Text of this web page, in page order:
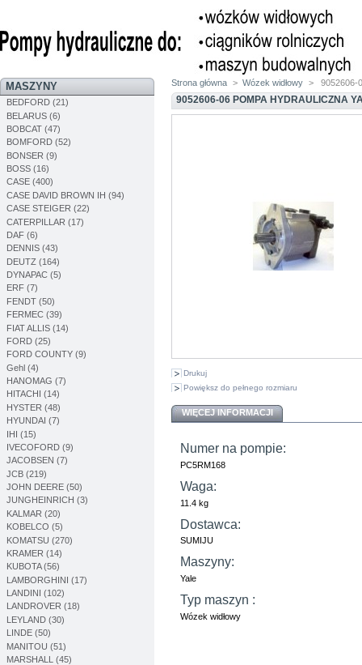
MASZYNY
BEDFORD (21)
BELARUS (6)
BOBCAT (47)
BOMFORD (52)
BONSER (9)
BOSS (16)
CASE (400)
CASE DAVID BROWN IH (94)
CASE STEIGER (22)
CATERPILLAR (17)
DAF (6)
DENNIS (43)
DEUTZ (164)
DYNAPAC (5)
ERF (7)
FENDT (50)
FERMEC (39)
FIAT ALLIS (14)
FORD (25)
FORD COUNTY (9)
Gehl (4)
HANOMAG (7)
HITACHI (14)
HYSTER (48)
HYUNDAI (7)
IHI (15)
IVECOFORD (9)
JACOBSEN (7)
JCB (219)
JOHN DEERE (50)
JUNGHEINRICH (3)
KALMAR (20)
KOBELCO (5)
KOMATSU (270)
KRAMER (14)
KUBOTA (56)
LAMBORGHINI (17)
LANDINI (102)
LANDROVER (18)
LEYLAND (30)
LINDE (50)
MANITOU (51)
MARSHALL (45)
Strona główna > Wózek widłowy > 9052606-
9052606-06 POMPA HYDRAULICZNA
Drukuj
Powiększ do pełnego rozmiaru
WIĘCEJ INFORMACJI
Numer na pompie:
PC5RM168
Waga:
11.4 kg
Dostawca:
SUMIJU
Maszyny:
Yale
Typ maszyn :
Wózek widłowy